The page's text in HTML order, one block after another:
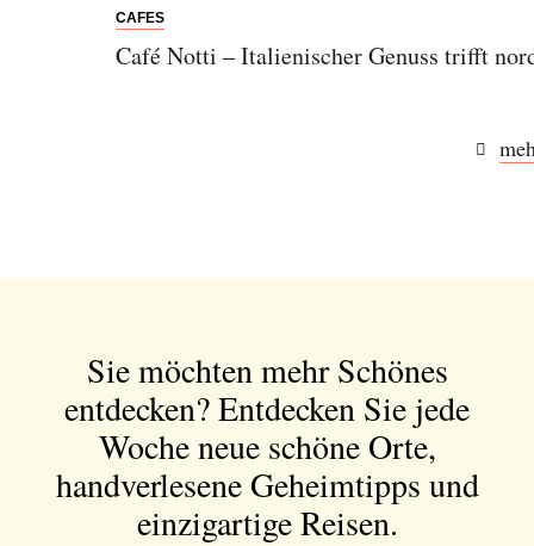
CAFES
Café Notti – Italienischer Genuss trifft
Sie möchten mehr Schönes
entdecken?Entdecken Sie jede
Woche neue schöne Orte,
handverlesene Geheimtipps und
einzigartige Reisen.